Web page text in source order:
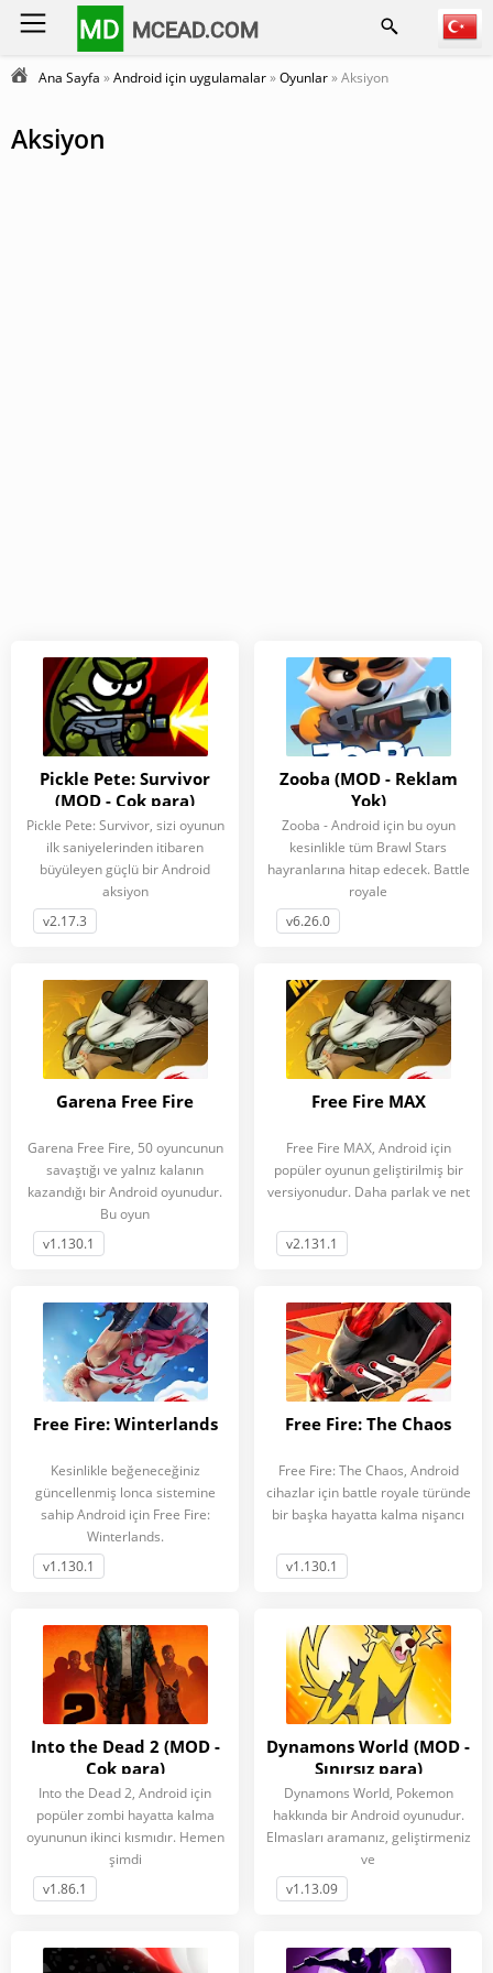
MD MCEAD.COM
Ana Sayfa »Android için uygulamalar»Oyunlar» Aksiyon
Aksiyon
Pickle Pete: Survivor
(MOD - Çok para)
Pickle Pete: Survivor, sizi oyunun
ilk saniyelerinden itibaren
büyüleyen güçlü bir Android
aksiyon
v2.17.3
Zooba (MOD - Reklam
Yok)
Zooba - Android için bu oyun
kesinlikle tüm Brawl Stars
hayranlarına hitap edecek. Battle
royale
v6.26.0
Garena Free Fire
Garena Free Fire, 50 oyuncunun
savaştığı ve yalnız kalanın
kazandığı bir Android oyunudur.
Bu oyun
v1.130.1
Free Fire MAX
Free Fire MAX, Android için
popüler oyunun geliştirilmiş bir
versiyonudur. Daha parlak ve net
v2.131.1
Free Fire: Winterlands
Kesinlikle beğeneceğiniz
güncellenmiş lonca sistemine
sahip Android için Free Fire:
Winterlands.
v1.130.1
Free Fire: The Chaos
Free Fire: The Chaos, Android
cihazlar için battle royale türünde
bir başka hayatta kalma nişancı
v1.130.1
Into the Dead 2 (MOD -
Çok para)
Into the Dead 2, Android için
popüler zombi hayatta kalma
oyununun ikinci kısmıdır. Hemen
şimdi
v1.86.1
Dynamons World (MOD -
Sınırsız para)
Dynamons World, Pokemon
hakkında bir Android oyunudur.
Elmasları aramanız, geliştirmeniz
ve
v1.13.09